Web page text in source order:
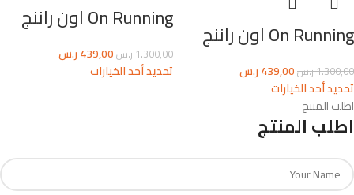
On Running اون راننج
1.300,00ر.س439,00ر.س
تحديد أحد الخيارات
On Running اون راننج
1.300,00ر.س439,00ر.س
تحديد أحد الخيارات
اطلب المنتج
اطلب المنتج